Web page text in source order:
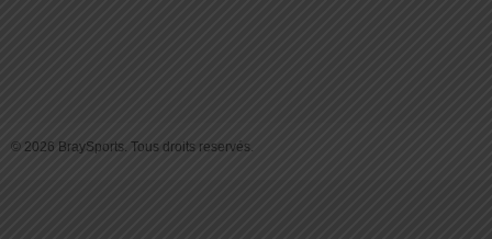
© 2026 BraySports. Tous droits reservés.